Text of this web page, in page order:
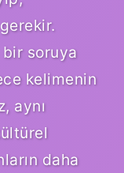
bir soruya
kelimenin
aynı
daha